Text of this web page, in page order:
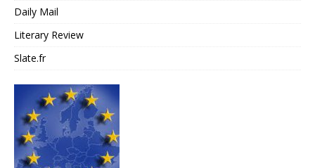
Daily Mail
Literary Review
Slate.fr